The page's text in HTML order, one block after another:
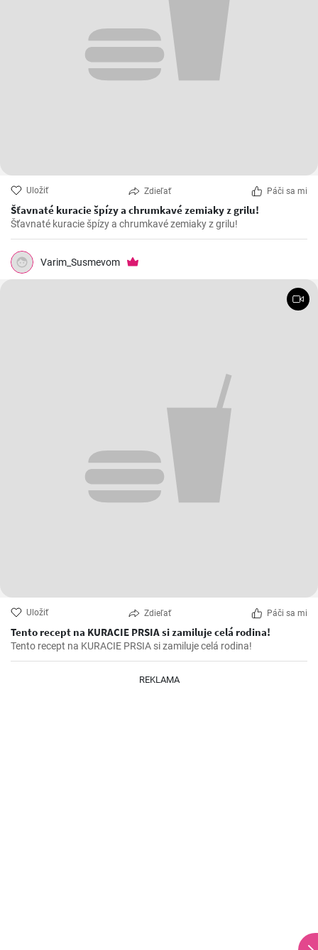
Uložiť Zdieľať Páči sa mi
Šťavnaté kuracie špízy a chrumkavé zemiaky z grilu!
Šťavnaté kuracie špízy a chrumkavé zemiaky z grilu!
Varim_Susmevom
Uložiť Zdieľať Páči sa mi
Tento recept na KURACIE PRSIA si zamiluje celá rodina!
Tento recept na KURACIE PRSIA si zamiluje celá rodina!
REKLAMA